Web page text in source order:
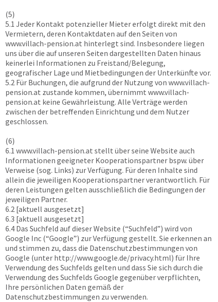
(5)
5.1 Jeder Kontakt potenzieller Mieter erfolgt direkt mit den
Vermietern, deren Kontaktdaten auf den Seiten von
www.villach-pension.at hinterlegt sind. Insbesondere liegen
uns über die auf unseren Seiten dargestellten Daten hinaus
keinerlei Informationen zu Freistand/Belegung,
geografischer Lage und Mietbedingungen der Unterkünfte vor.
5.2 Für Buchungen, die aufgrund der Nutzung von www.villach-
pension.at zustande kommen, übernimmt www.villach-
pension.at keine Gewährleistung. Alle Verträge werden
zwischen der betreffenden Einrichtung und dem Nutzer
geschlossen.
(6)
6.1 www.villach-pension.at stellt über seine Website auch
Informationen geeigneter Kooperationspartner bspw. über
Verweise (sog. Links) zur Verfügung. Für deren Inhalte sind
allein die jeweiligen Kooperationspartner verantwortlich. Für
deren Leistungen gelten ausschließlich die Bedingungen der
jeweiligen Partner.
6.2 [aktuell ausgesetzt]
6.3 [aktuell ausgesetzt]
6.4 Das Suchfeld auf dieser Website (“Suchfeld”) wird von
Google Inc (“Google”) zur Verfügung gestellt. Sie erkennen an
und stimmen zu, dass die Datenschutzbestimmungen von
Google (unter http://www.google.de/privacy.html) für Ihre
Verwendung des Suchfelds gelten und dass Sie sich durch die
Verwendung des Suchfelds Google gegenüber verpflichten,
Ihre persönlichen Daten gemäß der
Datenschutzbestimmungen zu verwenden.